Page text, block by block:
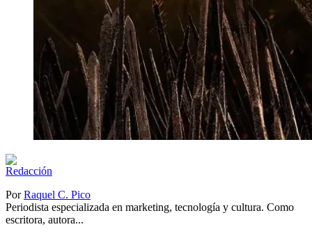
PorRaquel C. Pico
Periodista especializada en marketing, tecnología y cultura. Como
escritora, autora...